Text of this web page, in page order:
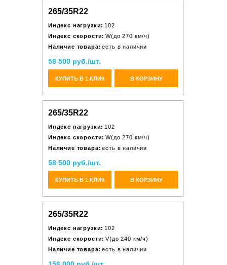
265/35R22
Индекс нагрузки: 102
Индекс скорости: W(до 270 км/ч)
Наличие товара: есть в наличии
58 500 руб./шт.
КУПИТЬ В 1 КЛИК В КОРЗИНУ
265/35R22
Индекс нагрузки: 102
Индекс скорости: W(до 270 км/ч)
Наличие товара: есть в наличии
58 500 руб./шт.
КУПИТЬ В 1 КЛИК В КОРЗИНУ
265/35R22
Индекс нагрузки: 102
Индекс скорости: V(до 240 км/ч)
Наличие товара: есть в наличии